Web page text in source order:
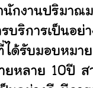
กงานปริมาณ
ริการเป็นอย่
ได้รับมอบหม
ยหลาย 10ปี